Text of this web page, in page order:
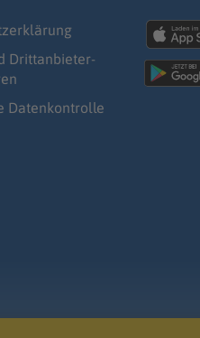
Drittanbieter-
Datenkontrolle